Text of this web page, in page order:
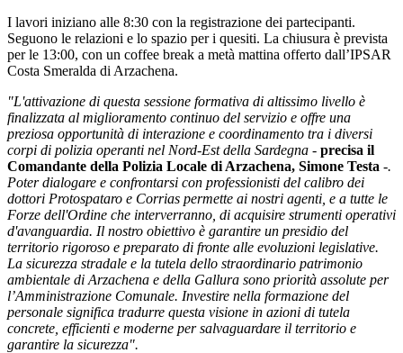
I lavori iniziano alle 8:30 con la registrazione dei partecipanti.
Seguono le relazioni e lo spazio per i quesiti. La chiusura è prevista
per le 13:00, con un coffee break a metà mattina offerto dall’IPSAR
Costa Smeralda di Arzachena.
"L'attivazione di questa sessione formativa di altissimo livello è
finalizzata al miglioramento continuo del servizio e offre una
preziosa opportunità di interazione e coordinamento tra i diversi
corpi di polizia operanti nel Nord-Est della Sardegna - precisa il
Comandante della Polizia Locale di Arzachena, Simone Testa -.
Poter dialogare e confrontarsi con professionisti del calibro dei
dottori Protospataro e Corrias permette ai nostri agenti, e a tutte le
Forze dell'Ordine che interverranno, di acquisire strumenti operativi
d'avanguardia. Il nostro obiettivo è garantire un presidio del
territorio rigoroso e preparato di fronte alle evoluzioni legislative.
La sicurezza stradale e la tutela dello straordinario patrimonio
ambientale di Arzachena e della Gallura sono priorità assolute per
l’Amministrazione Comunale. Investire nella formazione del
personale significa tradurre questa visione in azioni di tutela
concrete, efficienti e moderne per salvaguardare il territorio e
garantire la sicurezza".